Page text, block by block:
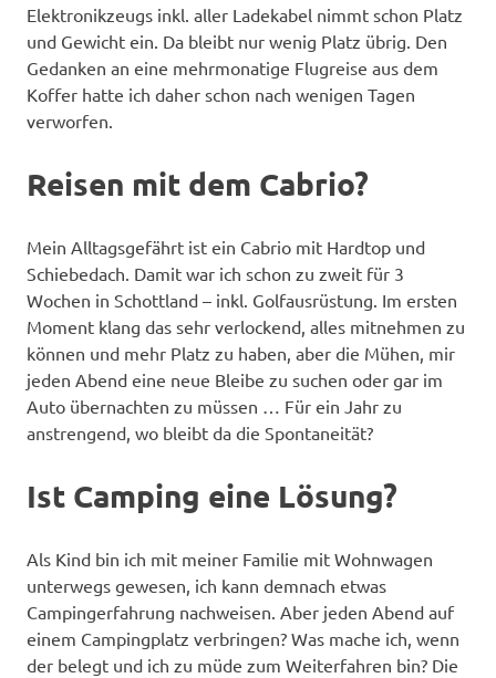
Elektronikzeugs inkl. aller Ladekabel nimmt schon Platz
und Gewicht ein. Da bleibt nur wenig Platz übrig. Den
Gedanken an eine mehrmonatige Flugreise aus dem
Koffer hatte ich daher schon nach wenigen Tagen
verworfen.
Reisen mit dem Cabrio?
Mein Alltagsgefährt ist ein Cabrio mit Hardtop und
Schiebedach. Damit war ich schon zu zweit für 3
Wochen in Schottland – inkl. Golfausrüstung. Im ersten
Moment klang das sehr verlockend, alles mitnehmen zu
können und mehr Platz zu haben, aber die Mühen, mir
jeden Abend eine neue Bleibe zu suchen oder gar im
Auto übernachten zu müssen … Für ein Jahr zu
anstrengend, wo bleibt da die Spontaneität?
Ist Camping eine Lösung?
Als Kind bin ich mit meiner Familie mit Wohnwagen
unterwegs gewesen, ich kann demnach etwas
Campingerfahrung nachweisen. Aber jeden Abend auf
einem Campingplatz verbringen? Was mache ich, wenn
der belegt und ich zu müde zum Weiterfahren bin? Die